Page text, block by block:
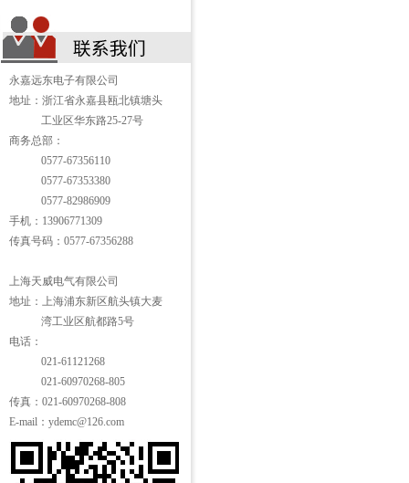
永嘉远东电子有限公司
地址：浙江省永嘉县瓯北镇塘头
工业区华东路25-27号
商务总部：
0577-67356110
0577-67353380
0577-82986909
手机：13906771309
传真号码：0577-67356288
上海天威电气有限公司
地址：上海浦东新区航头镇大麦
湾工业区航都路5号
电话：
021-61121268
021-60970268-805
传真：021-60970268-808
E-mail：ydemc@126.com